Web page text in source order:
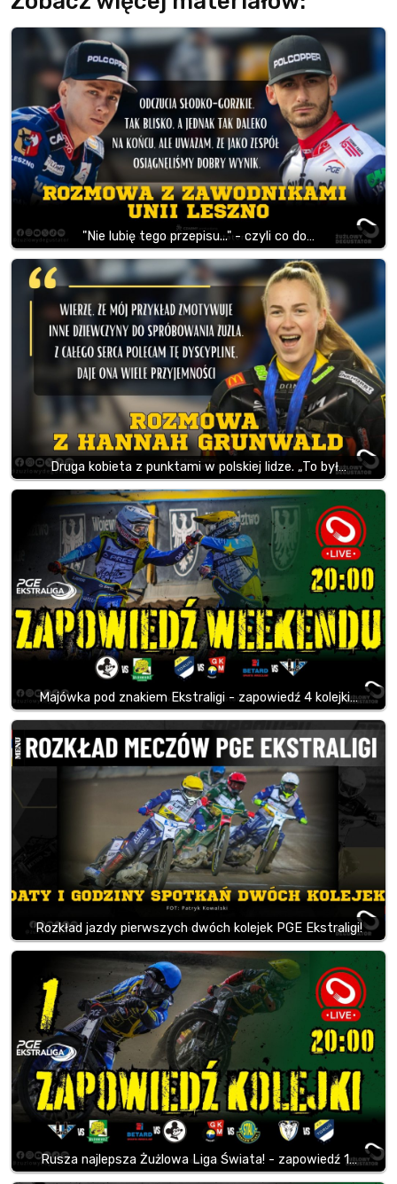
"Nie lubię tego przepisu..." - czyli co do…
Druga kobieta z punktami w polskiej lidze. „To był…
Majówka pod znakiem Ekstraligi - zapowiedź 4 kolejki…
Rozkład jazdy pierwszych dwóch kolejek PGE Ekstraligi!
Rusza najlepsza Żużlowa Liga Świata! - zapowiedź 1…